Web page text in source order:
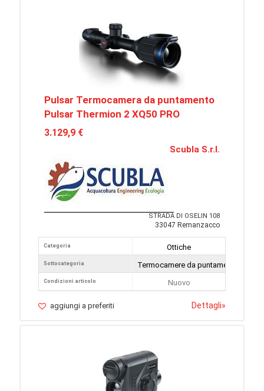
Pulsar Termocamera da puntamento
Pulsar Thermion 2 XQ50 PRO
3.129,9 €
Scubla S.r.l.
STRADA DI OSELIN 108
33047 Remanzacco
Categoria
Sottocategoria
Condizioni articolo
Ottiche
Termocamere da puntamento
Nuovo
aggiungi a preferiti Dettagli»